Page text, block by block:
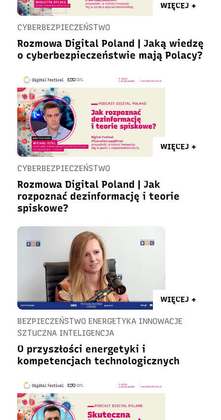
WIĘCEJ +
CYBERBEZPIECZEŃSTWO
Rozmowa Digital Poland | Jaką wiedzę
o cyberbezpieczeństwie mają Polacy?
WIĘCEJ +
CYBERBEZPIECZEŃSTWO
Rozmowa Digital Poland | Jak
rozpoznać dezinformację i teorie
spiskowe?
WIĘCEJ +
BEZPIECZEŃSTWO ENERGETYKA INNOWACJE
SZTUCZNA INTELIGENCJA
O przyszłości energetyki i
kompetencjach technologicznych